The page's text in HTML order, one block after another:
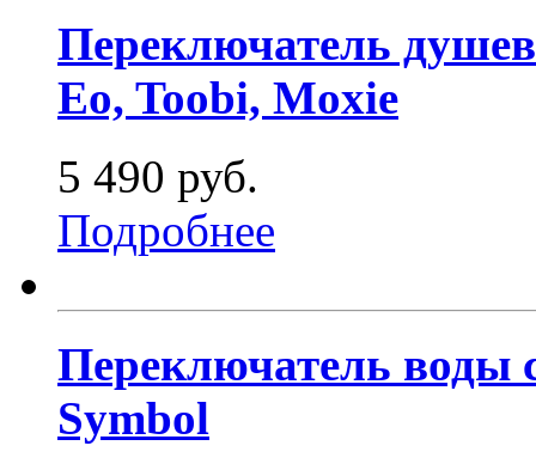
Переключатель
Eo, Toobi, Moxie
5 490 руб.
Подробнее
Переключатель воды
Symbol